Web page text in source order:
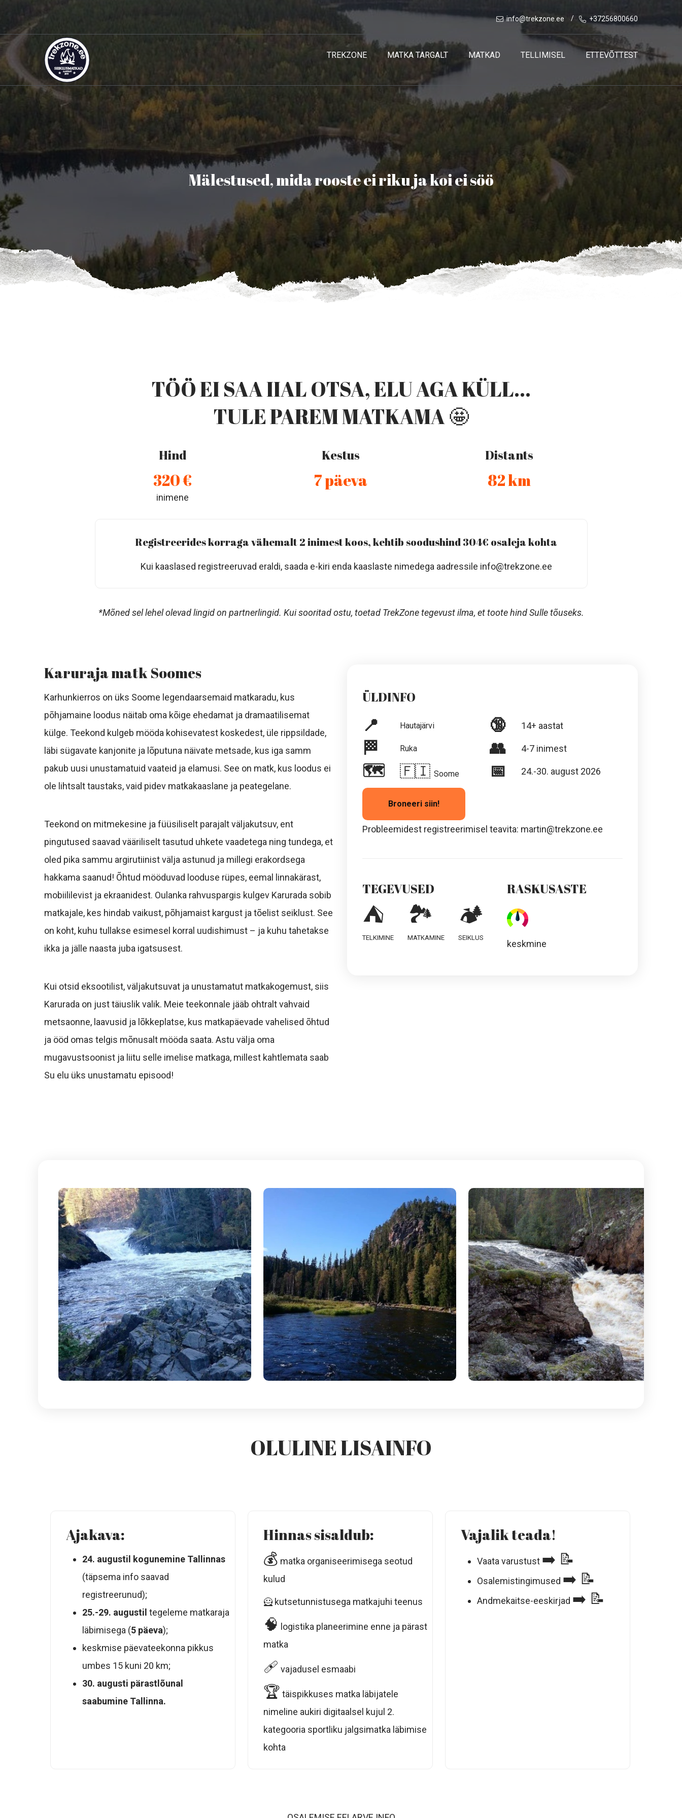
info@trekzone.ee +37256800660
TREKZONE MATKA TARGALT MATKAD TELLIMISEL ETTEVÕTTEST
Mälestused, mida rooste ei riku ja koi ei söö
TÖÖ EI SAA IIAL OTSA, ELU AGA KÜLL...
TULE PAREM MATKAMA 🤩
Hind
320 €
inimene
Kestus
7 päeva
Distants
82 km
Registreerides korraga vähemalt 2 inimest koos, kehtib soodushind 304€ osaleja kohta
Kui kaaslased registreeruvad eraldi, saada e-kiri enda kaaslaste nimedega aadressile info@trekzone.ee
*Mõned sel lehel olevad lingid on partnerlingid. Kui sooritad ostu, toetad TrekZone tegevust ilma, et toote hind Sulle tõuseks.
Karuraja matk Soomes
Karhunkierros on üks Soome legendaarsemaid matkaradu, kus
põhjamaine loodus näitab oma kõige ehedamat ja dramaatilisemat
külge. Teekond kulgeb mööda kohisevatest koskedest, üle rippsildade,
läbi sügavate kanjonite ja lõputuna näivate metsade, kus iga samm
pakub uusi unustamatuid vaateid ja elamusi. See on matk, kus loodus ei
ole lihtsalt taustaks, vaid pidev matkakaaslane ja peategelane.
Teekond on mitmekesine ja füüsiliselt parajalt väljakutsuv, ent
pingutused saavad vääriliselt tasutud uhkete vaadetega ning tundega, et
oled pika sammu argirutiinist välja astunud ja millegi erakordsega
hakkama saanud! Õhtud mööduvad looduse rüpes, eemal linnakärast,
mobiililevist ja ekraanidest. Oulanka rahvuspargis kulgev Karurada sobib
matkajale, kes hindab vaikust, põhjamaist kargust ja tõelist seiklust. See
on koht, kuhu tullakse esimesel korral uudishimust – ja kuhu tahetakse
ikka ja jälle naasta juba igatsusest.
Kui otsid eksootilist, väljakutsuvat ja unustamatut matkakogemust, siis
Karurada on just täiuslik valik. Meie teekonnale jääb ohtralt vahvaid
metsaonne, laavusid ja lõkkeplatse, kus matkapäevade vahelised õhtud
ja ööd omas telgis mõnusalt mööda saata. Astu välja oma
mugavustsoonist ja liitu selle imelise matkaga, millest kahtlemata saab
Su elu üks unustamatu episood!
ÜLDINFO
📍
🏁
🗺
Hautajärvi
Ruka
🇫🇮 Soome
🔞
👥
📅
14+ aastat
4-7 inimest
24.-30. august 2026
Broneeri siin!
Probleemidest registreerimisel teavita: martin@trekzone.ee
TEGEVUSED
⛺
TELKIMINE
🏞️
MATKAMINE
🏕️
SEIKLUS
RASKUSASTE
keskmine
OLULINE LISAINFO
Ajakava:
24. augustil kogunemine Tallinnas
(täpsema info saavad
registreerunud);
25.-29. augustil tegeleme matkaraja
läbimisega (5 päeva);
keskmise päevateekonna pikkus
umbes 15 kuni 20 km;
30. augusti pärastlõunal
saabumine Tallinna.
Hinnas sisaldub:
💰 matka organiseerimisega seotud
kulud
🦸 kutsetunnistusega matkajuhi teenus
🧠 logistika planeerimine enne ja pärast
matka
🩹 vajadusel esmaabi
🏆 täispikkuses matka läbijatele
nimeline aukiri digitaalsel kujul 2.
kategooria sportliku jalgsimatka läbimise
kohta
Vajalik teada!
Vaata varustust ➡️ 📝
Osalemistingimused ➡️ 📝
Andmekaitse-eeskirjad ➡️ 📝